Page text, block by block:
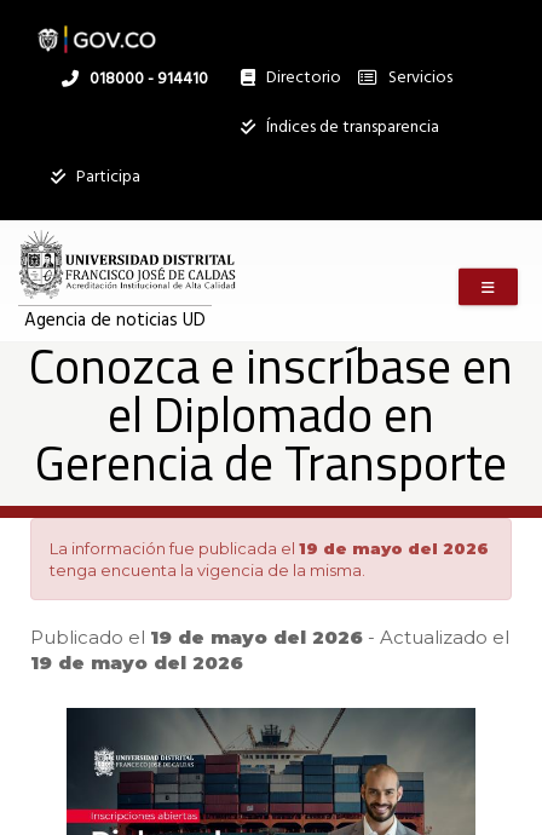
Conozca
inscríbase
en
el
Diplomado
en
Gerencia
de
Transporte
contenido
Linea
018000 - 914410 Directorio
Institucional
Servicios
Índices de transparencia
Participa
Agencia de noticias UD
Conozca e inscríbase en
el Diplomado en
Gerencia de Transporte
La información fue publicada el 19 de mayo del 2026
tenga encuenta la vigencia de la misma.
Publicado el 19 de mayo del 2026 - Actualizado el
19 de mayo del 2026